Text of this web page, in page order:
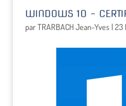
WINDOWS 10 –
parTRARBACH Jean-Yves | 23